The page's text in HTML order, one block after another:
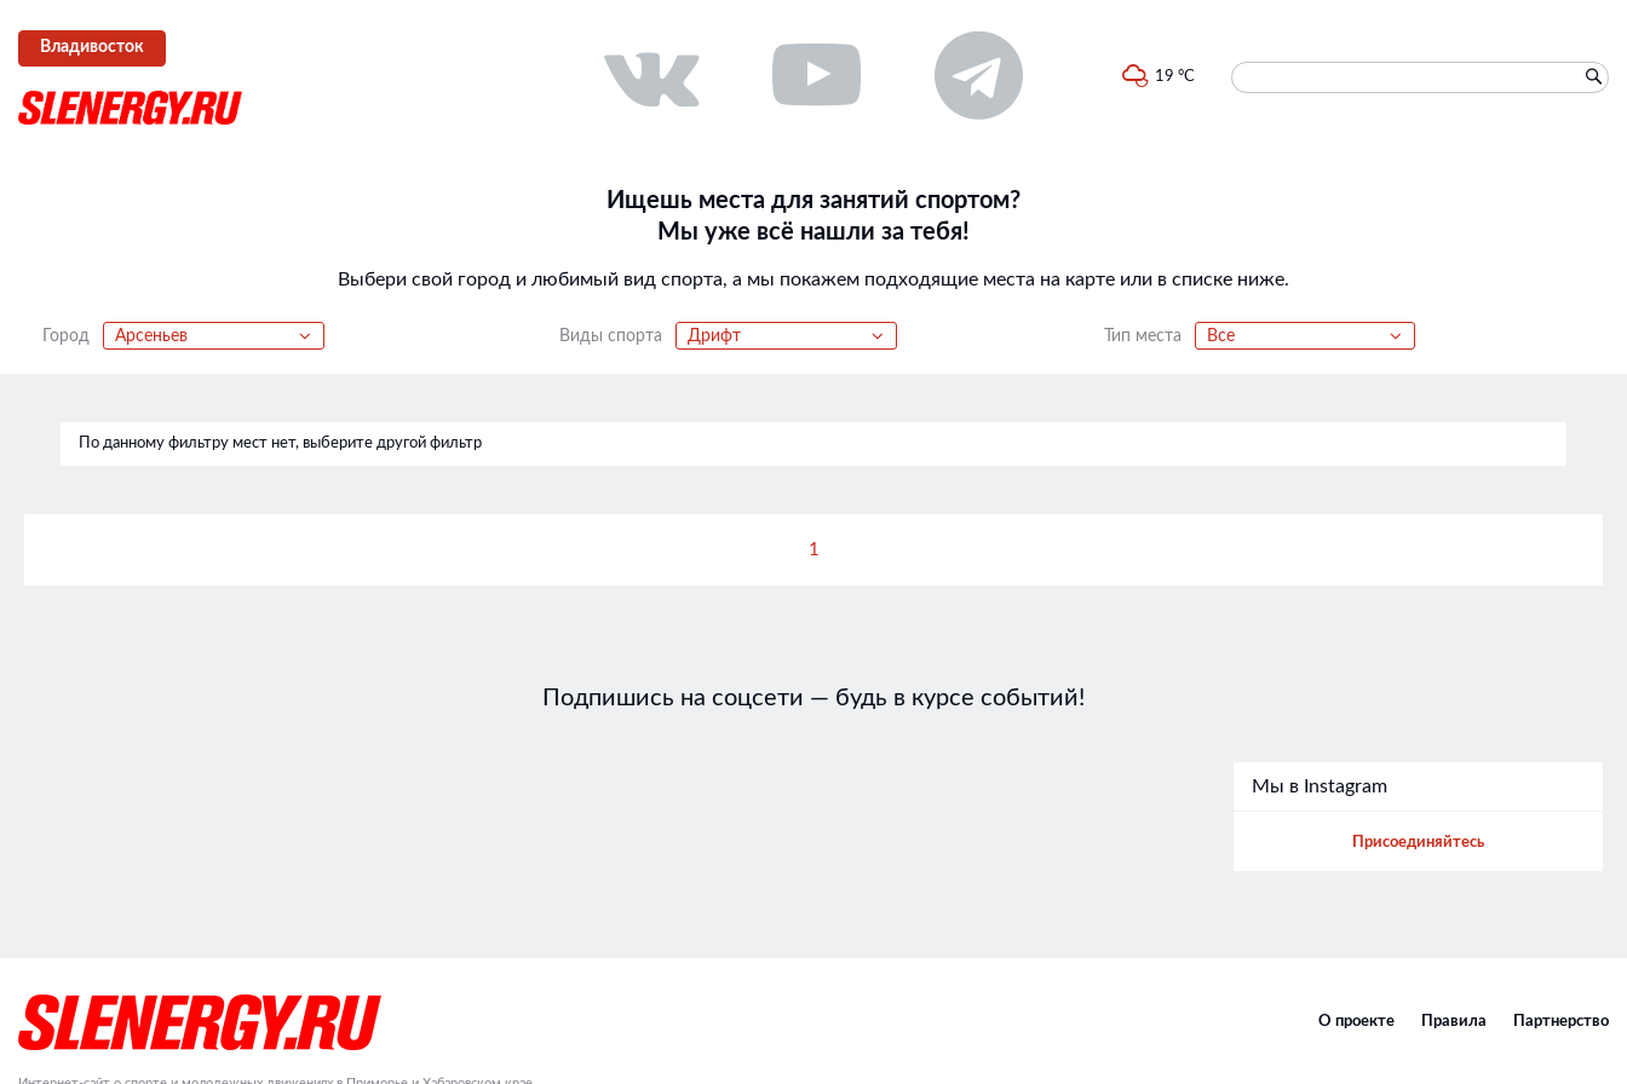
Владивосток
19 °C
Ищешь места для занятий спортом?
Мы уже всё нашли за тебя!
Выбери свой город и любимый вид спорта, а мы покажем подходящие места на карте или в списке ниже.
Город Арсеньев Виды спорта Дрифт Тип места Все
По данному фильтру мест нет, выберите другой фильтр
1
Подпишись на соцсети — будь в курсе событий!
Мы в Instagram
Присоединяйтесь
О проекте Правила Партнерство